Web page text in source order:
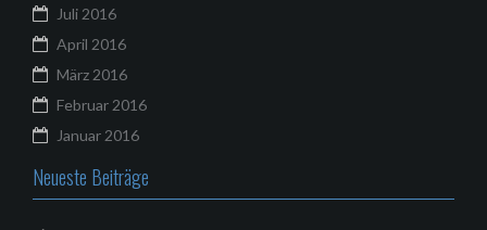
Juli 2016
April 2016
März 2016
Februar 2016
Januar 2016
Neueste Beiträge